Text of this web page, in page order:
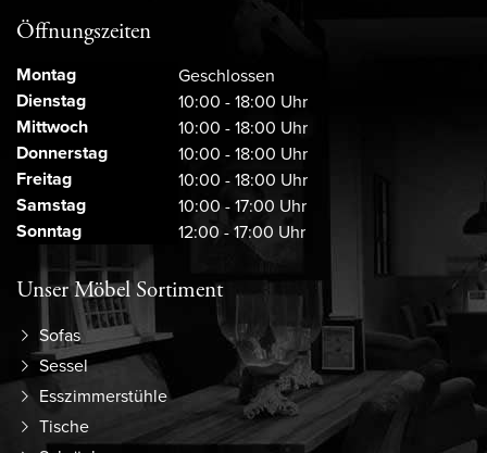
Öffnungszeiten
Montag Geschlossen
Dienstag 10:00 - 18:00 Uhr
Mittwoch 10:00 - 18:00 Uhr
Donnerstag 10:00 - 18:00 Uhr
Freitag 10:00 - 18:00 Uhr
Samstag 10:00 - 17:00 Uhr
Sonntag 12:00 - 17:00 Uhr
Unser Möbel Sortiment
Sofas
Sessel
Esszimmerstühle
Tische